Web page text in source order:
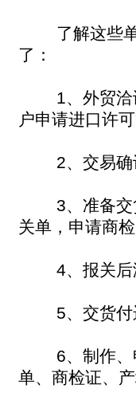
了解这些单
了：
1、外贸洽谈
户申请进口许
2、交易确
3、准备交货
关单，申请商
4、报关后海
5、交货付运
6、制作、申
单、商检证、